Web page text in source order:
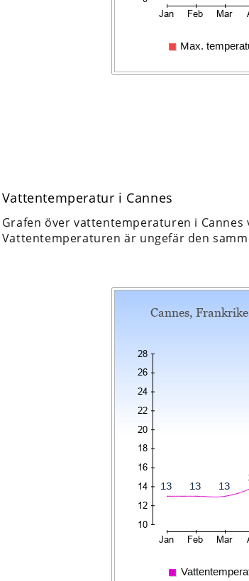
Vattentemperatur i Cannes
Grafen över vattentemperaturen i
Vattentemperaturen är ungefär den